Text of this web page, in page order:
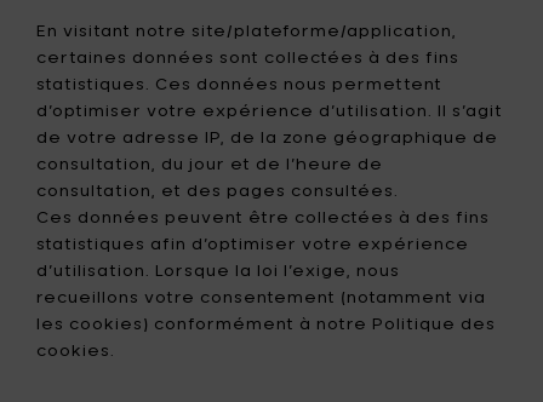
En visitant notre site/plateforme/application,
certaines données sont collectées à des fins
statistiques. Ces données nous permettent
d’optimiser votre expérience d’utilisation. Il s’agit
de votre adresse IP, de la zone géographique de
consultation, du jour et de l’heure de
consultation, et des pages consultées.
Ces données peuvent être collectées à des fins
statistiques afin d’optimiser votre expérience
d’utilisation. Lorsque la loi l’exige, nous
recueillons votre consentement (notamment via
les cookies) conformément à notre Politique des
cookies.